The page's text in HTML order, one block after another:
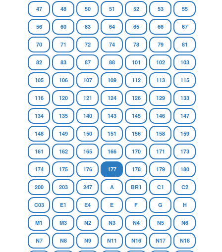
47 48 50 51 52 53 55
56 60 63 64 65 66 67
70 71 72 74 78 79 81
82 83 87 88 101 102 103
105 106 107 109 112 113 115
116 120 121 124 126 129 133
134 135 140 143 145 146 147
148 149 150 151 156 158 159
161 162 165 166 170 171 173
174 175 176 177 178 179 180
200 203 247 A BR1 C1 C2
C03 E1 E4 E F G H
M1 M3 N2 N3 N4 N5 N6
N7 N8 N9 N11 N16 N17 N18